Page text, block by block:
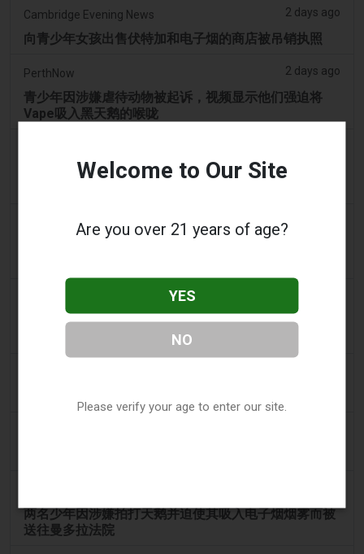
Cambridge Evening News 2 days ago
向青少年女孩出售伏特加和电子烟的商店被吊销执照
PerthNow 2 days ago
青少年因涉嫌虐待动物被起诉，视频显示他们强迫将
Vape吸入黑天鹅的喉咙
中国江苏烟草垄断局和药品监管部门针对伪装成医疗器
Tobacco Reporter 3 days ago
利润高于学生：价值十亿美元的电子烟丑闻正在毒害纳
两名少年因涉嫌拍打天鹅并迫使其吸入电子烟烟雾而被
送往曼多拉法院
Welcome to Our Site
Are you over 21 years of age?
YES
NO
Please verify your age to enter our site.